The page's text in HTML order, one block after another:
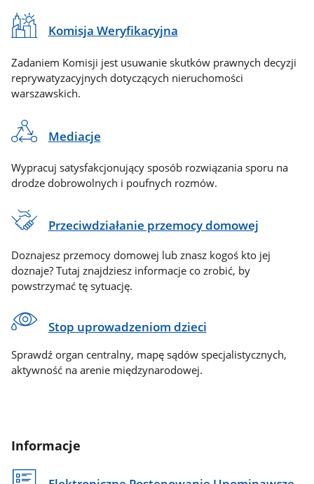
Komisja Weryfikacyjna
Zadaniem Komisji jest usuwanie skutków prawnych decyzji
reprywatyzacyjnych dotyczących nieruchomości
warszawskich.
Mediacje
Wypracuj satysfakcjonujący sposób rozwiązania sporu na
drodze dobrowolnych i poufnych rozmów.
Przeciwdziałanie przemocy domowej
Doznajesz przemocy domowej lub znasz kogoś kto jej
doznaje? Tutaj znajdziesz informacje co zrobić, by
powstrzymać tę sytuację.
Stop uprowadzeniom dzieci
Sprawdź organ centralny, mapę sądów specjalistycznych,
aktywność na arenie międzynarodowej.
Informacje